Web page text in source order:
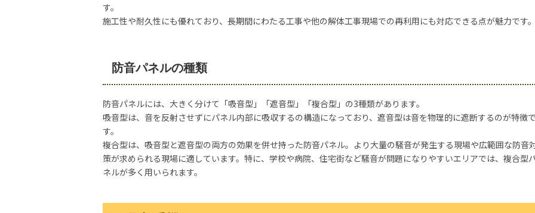
す。
施工性や耐久性にも優れており、長期間にわたる工事や他の解体工事現場での再利用にも対応できる点が魅力です。
防音パネルの種類
防音パネルには、大きく分けて「吸音型」「遮音型」「複合型」の3種類があります。
吸音型は、音を反射させずにパネル内部に吸収するの構造になっており、遮音型は音を物理的に遮断するのが特徴で
す。
複合型は、吸音型と遮音型の両方の効果を併せ持った防音パネル。より大量の騒音が発生する現場や広範囲な防音
策が求められる現場に適しています。特に、学校や病院、住宅街など騒音が問題になりやすいエリアでは、複合型
ネルが多く用いられます。